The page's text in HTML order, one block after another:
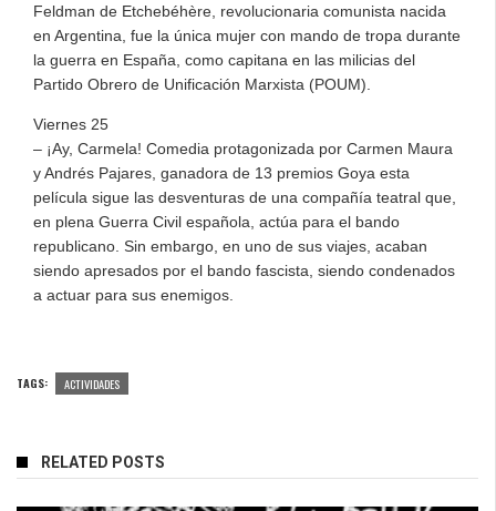
Feldman de Etchebéhère, revolucionaria comunista nacida
en Argentina, fue la única mujer con mando de tropa durante
la guerra en España, como capitana en las milicias del
Partido Obrero de Unificación Marxista (POUM).
Viernes 25
– ¡Ay, Carmela! Comedia protagonizada por Carmen Maura
y Andrés Pajares, ganadora de 13 premios Goya esta
película sigue las desventuras de una compañía teatral que,
en plena Guerra Civil española, actúa para el bando
republicano. Sin embargo, en uno de sus viajes, acaban
siendo apresados por el bando fascista, siendo condenados
a actuar para sus enemigos.
TAGS: ACTIVIDADES
RELATED POSTS